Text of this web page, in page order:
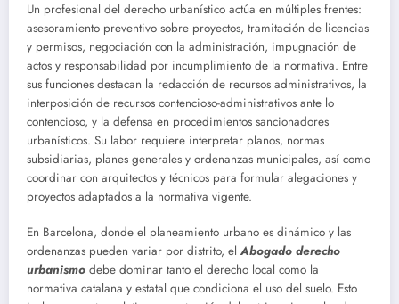
Un profesional del derecho urbanístico actúa en múltiples frentes:
asesoramiento preventivo sobre proyectos, tramitación de licencias
y permisos, negociación con la administración, impugnación de
actos y responsabilidad por incumplimiento de la normativa. Entre
sus funciones destacan la redacción de recursos administrativos, la
interposición de recursos contencioso-administrativos ante lo
contencioso, y la defensa en procedimientos sancionadores
urbanísticos. Su labor requiere interpretar planos, normas
subsidiarias, planes generales y ordenanzas municipales, así como
coordinar con arquitectos y técnicos para formular alegaciones y
proyectos adaptados a la normativa vigente.
En Barcelona, donde el planeamiento urbano es dinámico y las
ordenanzas pueden variar por distrito, el Abogado derecho
urbanismo debe dominar tanto el derecho local como la
normativa catalana y estatal que condiciona el uso del suelo. Esto